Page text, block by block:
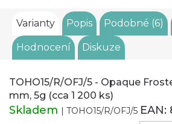
Varianty Popis Podobné (6)
Hodnocení Diskuze
TOHO15/R/OFJ/5 - Opaque
mm, 5g (cca 1 200 ks)
Skladem | TOHO15/R/OFJ/5 EAN: